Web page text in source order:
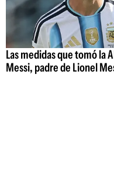
Las medidas que tomó la
Messi, padre de Lionel